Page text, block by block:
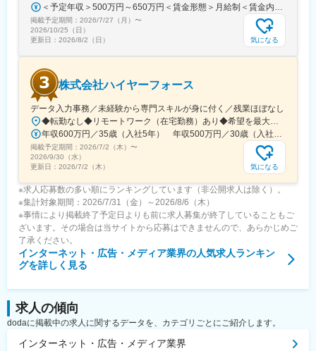
＜予定年収＞500万円～650万円＜賃金形態＞月給制＜賃金内訳＞月額（基本給）：317,771円～413,102円固定残業手当/月：98,896円～128,565円（固定残業時間40時間0分/月）超過した時間外労働の残業手当は追加支給＜月給＞416,667円～541,667円（一律手当を含む）＜昇給有無＞有＜残業手当＞有＜給与補足＞経験・スキルに応じて決定成果に応じた個人賞与制度あり（半期ごと）賃金はあくまでも目安の金額であり、選考を通じて上下する可能性があります。月給(月額)は固定手当を含めた表記です。
掲載予定期間： 2026/7/27（月） 〜
2026/10/25（日）
更新日： 2026/8/2（日） 気になる
株式会社ハイヤーフォース
データ入力事務／未経験から専門スキルが身に付く／残業ほぼなし
◆転勤なし◆リモートワーク（在宅勤務）あり◆希望を最大限に考慮◆Uターン・Iターン歓迎東京23区を中心とした首都圏（東京・神奈川・千葉・埼玉など）の各プロジェクト先◎未経験の方は東京本社での研修あり＜プロジェクト先＞■東京23区内千代田・中央・港・新宿・文京・台東・墨田・江東・品川・目黒・大田・世田谷・渋谷・中野・杉並・豊島・北・荒川・板橋・練馬・足立・葛飾・江戸川 等■神奈川横浜・川崎・相模原・横須賀・平塚・茅ヶ崎・大和・厚木 等■千葉舞浜 等■埼玉さいたま市・和光 等▼東京本社東京都目黒区東山3-22-3 3F▼代官山オフィス東京都渋谷区代官山町20-23 フォレストゲート代官山3F▼渋谷オフィス東京都渋谷区道玄坂1-19-2 スプラインビル8F└1階のエイベックスグループが目印▼大阪オフィス大阪府大阪市北区大深町3-40 グランフロント大阪26F▼名古屋オフィス愛知県名古屋市中区錦2-7-7 プラウドタワー23F※千葉・滋賀にサテライトオフィス開設済み※札幌・仙台・福岡へも展開予定◆アクセスプロジェクト先による
年収600万円／35歳（入社5年） 年収500万円／30歳（入社4年）
掲載予定期間： 2026/7/2（木） 〜
2026/9/30（水）
更新日： 2026/7/2（木） 気になる
※求人応募数の多い順にランキングしています（非公開求人は除く）。
※集計対象期間：2026/7/31（金）～2026/8/6（木）
※事情により掲載終了予定日よりも前に求人募集が終了していることもご
ざいます。その場合は当サイトから応募はできませんので、あらかじめご
了承ください。
インターネット・広告・メディア業界の人気求人ランキン
グを詳しく見る
求人の傾向
dodaに掲載中の求人に関するデータを、カテゴリごとにご紹介します。
インターネット・広告・メディア業界